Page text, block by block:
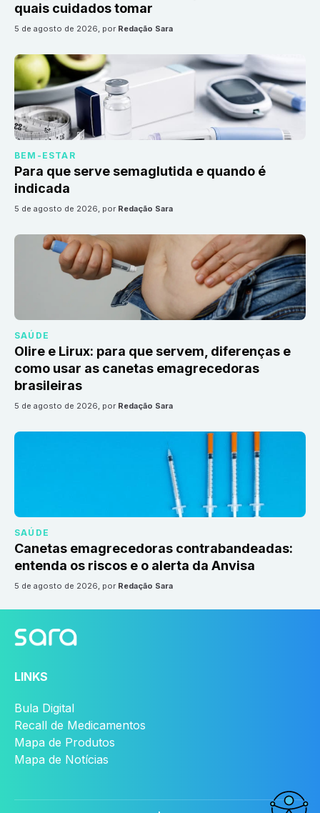
quais cuidados tomar
5 de agosto de 2026, por Redação Sara
BEM-ESTAR
Para que serve semaglutida e quando é
indicada
5 de agosto de 2026, por Redação Sara
SAÚDE
Olire e Lirux: para que servem, diferenças e
como usar as canetas emagrecedoras
brasileiras
5 de agosto de 2026, por Redação Sara
SAÚDE
Canetas emagrecedoras contrabandeadas:
entenda os riscos e o alerta da Anvisa
5 de agosto de 2026, por Redação Sara
LINKS
Bula Digital
Recall de Medicamentos
Mapa de Produtos
Mapa de Notícias